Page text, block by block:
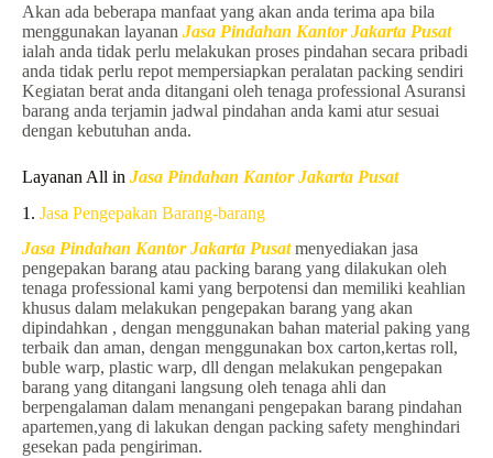
Akan ada beberapa manfaat yang akan anda terima apa bila
menggunakan layanan Jasa Pindahan Kantor Jakarta Pusat
ialah anda tidak perlu melakukan proses pindahan secara pribadi
anda tidak perlu repot mempersiapkan peralatan packing sendiri
Kegiatan berat anda ditangani oleh tenaga professional Asuransi
barang anda terjamin jadwal pindahan anda kami atur sesuai
dengan kebutuhan anda.
Layanan All in Jasa Pindahan Kantor Jakarta Pusat
1. Jasa Pengepakan Barang-barang
Jasa Pindahan Kantor Jakarta Pusat menyediakan jasa
pengepakan barang atau packing barang yang dilakukan oleh
tenaga professional kami yang berpotensi dan memiliki keahlian
khusus dalam melakukan pengepakan barang yang akan
dipindahkan , dengan menggunakan bahan material paking yang
terbaik dan aman, dengan menggunakan box carton,kertas roll,
buble warp, plastic warp, dll dengan melakukan pengepakan
barang yang ditangani langsung oleh tenaga ahli dan
berpengalaman dalam menangani pengepakan barang pindahan
apartemen,yang di lakukan dengan packing safety menghindari
gesekan pada pengiriman.